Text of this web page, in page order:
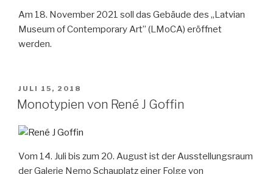
Am 18. November 2021 soll das Gebäude des „Latvian
Museum of Contemporary Art” (LMoCA) eröffnet
werden.
VERÖFFENTLICHT
AM
JULI 15, 2018
Monotypien von René J Goffin
Vom 14. Juli bis zum 20. August ist der Ausstellungsraum
der Galerie Nemo Schauplatz einer Folge von